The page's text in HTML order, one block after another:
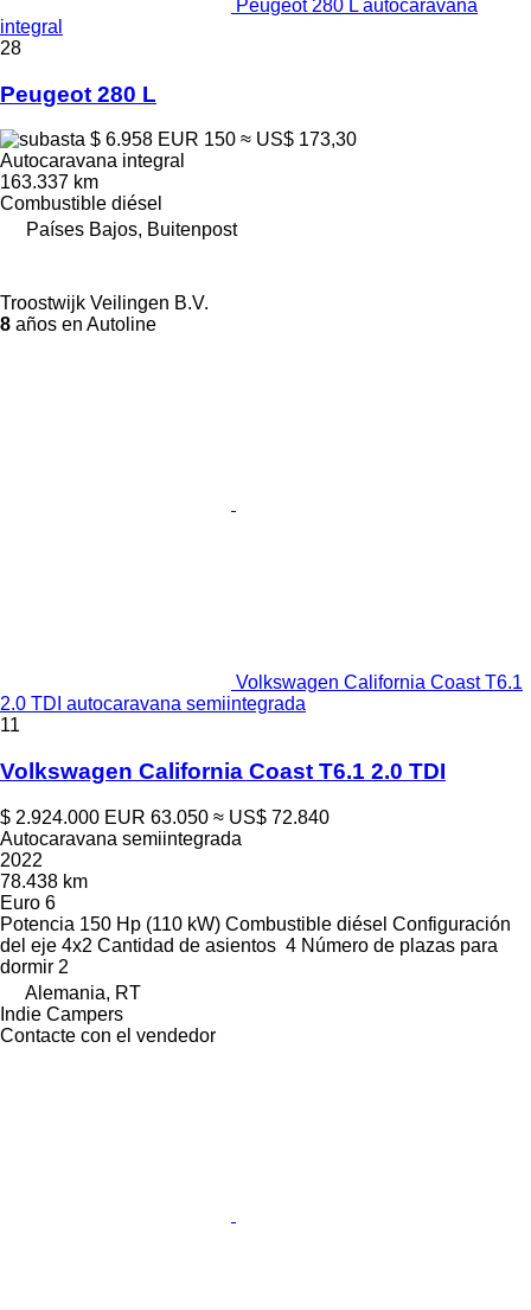
Peugeot 280 L autocaravana
integral
28
Peugeot 280 L
$ 6.958 EUR 150 ≈ US$ 173,30
Autocaravana integral
163.337 km
Combustible diésel
Países Bajos, Buitenpost
Troostwijk Veilingen B.V.
8 años en Autoline
Volkswagen California Coast T6.1
2.0 TDI autocaravana semiintegrada
11
Volkswagen California Coast T6.1 2.0 TDI
$ 2.924.000 EUR 63.050 ≈ US$ 72.840
Autocaravana semiintegrada
2022
78.438 km
Euro 6
Potencia 150 Hp (110 kW) Combustible diésel Configuración
del eje 4x2 Cantidad de asientos 4 Número de plazas para
dormir 2
Alemania, RT
Indie Campers
Contacte con el vendedor